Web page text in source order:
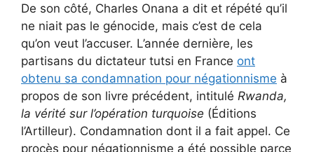
De son côté, Charles Onana a dit et répété qu’il
ne niait pas le génocide, mais c’est de cela
qu’on veut l’accuser. L’année dernière, les
partisans du dictateur tutsi en France ont
obtenu sa condamnation pour négationnisme à
propos de son livre précédent, intitulé Rwanda,
la vérité sur l’opération turquoise (Éditions
l’Artilleur). Condamnation dont il a fait appel. Ce
procès pour négationnisme a été possible parce